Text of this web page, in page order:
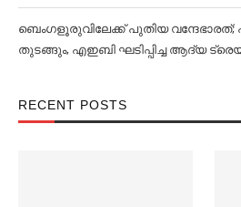
ബെംഗളൂരുവിലേക്ക് പുതിയ വന്ദേഭാരത്;
തുടങ്ങും, എഇബി ഘടിപ്പിച്ച ആദ്യ
RECENT POSTS